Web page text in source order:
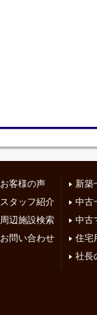
お客様の声
スタッフ紹介
周辺施設検索
お問い合わせ
新築
中古
中古
住宅
社長